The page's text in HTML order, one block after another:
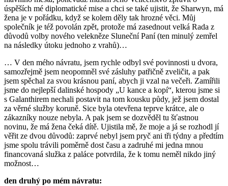
úspěších mé diplomatické mise a chci se také ujistit, že Sharwyn, má
žena je v pořádku, když se kolem děly tak hrozné věci. Můj
společník je též povolán zpět, protože má zasednout velká Rada z
důvodů volby nového velekněze Sluneční Paní (ten minulý zemřel
na následky útoku jednoho z vrahů)…
… V den mého návratu, jsem rychle odbyl své povinnosti u dvora,
samozřejmě jsem neopomněl své zásluhy patřičně zveličit, a pak
jsem spěchal za svou krásnou paní, abych ji vzal na večeři. Zamířili
jsme do nejlepší dalinské hospody „U kance a kopí“, kterou jsme si
s Galanthirem nechali postavit na tom kousku půdy, jež jsem dostal
za věrné služby koruně. Sice byla otevřena teprve krátce, ale o
zákazníky nouze nebyla. A pak jsem se dozvěděl tu šťastnou
novinu, že má žena čeká dítě. Ujistila mě, že moje a já se rozhodl jí
věřit ze dvou důvodů: zaprvé nebyl jsem pryč ani tři týdny a předtím
jsme spolu trávili poměrně dost času a zadruhé mi jedna mnou
financovaná služka z paláce potvrdila, že k tomu neměl nikdo jiný
možnost…
den druhý po mém návratu: